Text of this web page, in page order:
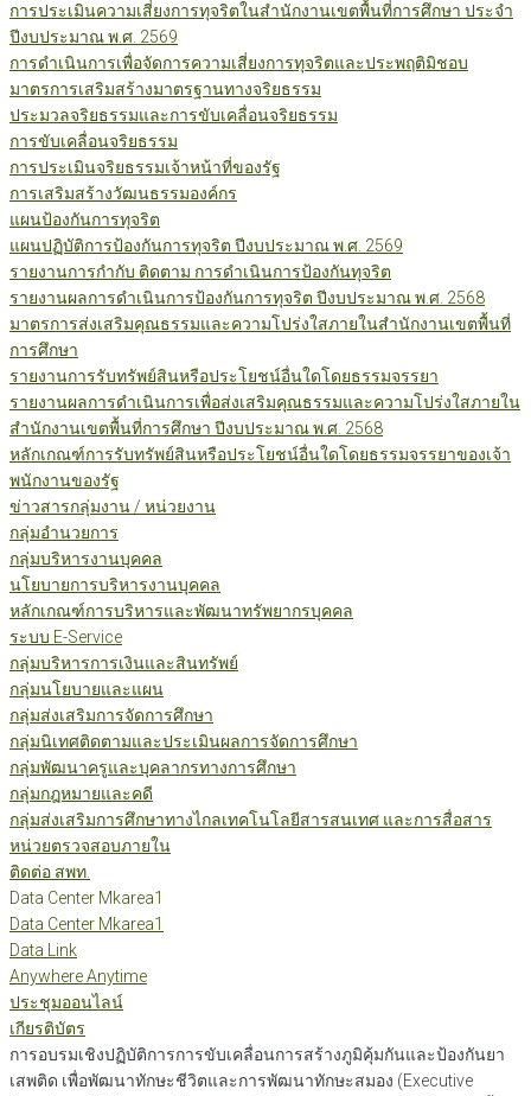
การประเมินความเสี่ยงการทุจริตในสำนักงานเขตพื้นที่การศึกษา ประจำ
ปีงบประมาณ พ.ศ. 2569
การดำเนินการเพื่อจัดการความเสี่ยงการทุจริตและประพฤติมิชอบ
มาตรการเสริมสร้างมาตรฐานทางจริยธรรม
ประมวลจริยธรรมและการขับเคลื่อนจริยธรรม
การขับเคลื่อนจริยธรรม
การประเมินจริยธรรมเจ้าหน้าที่ของรัฐ
การเสริมสร้างวัฒนธรรมองค์กร
แผนป้องกันการทุจริต
แผนปฏิบัติการป้องกันการทุจริต ปีงบประมาณ พ.ศ. 2569
รายงานการกำกับ ติดตาม การดำเนินการป้องกันทุจริต
รายงานผลการดำเนินการป้องกันการทุจริต ปีงบประมาณ พ.ศ. 2568
มาตรการส่งเสริมคุณธรรมและความโปร่งใสภายในสำนักงานเขตพื้นที่
การศึกษา
รายงานการรับทรัพย์สินหรือประโยชน์อื่นใดโดยธรรมจรรยา
รายงานผลการดำเนินการเพื่อส่งเสริมคุณธรรมและความโปร่งใสภายใน
สำนักงานเขตพื้นที่การศึกษา ปีงบประมาณ พ.ศ. 2568
หลักเกณฑ์การรับทรัพย์สินหรือประโยชน์อื่นใดโดยธรรมจรรยาของเจ้า
พนักงานของรัฐ
ข่าวสารกลุ่มงาน / หน่วยงาน
กลุ่มอำนวยการ
กลุ่มบริหารงานบุคคล
นโยบายการบริหารงานบุคคล
หลักเกณฑ์การบริหารและพัฒนาทรัพยากรบุคคล
ระบบ E-Service
กลุ่มบริหารการเงินและสินทรัพย์
กลุ่มนโยบายและแผน
กลุ่มส่งเสริมการจัดการศึกษา
กลุ่มนิเทศติดตามและประเมินผลการจัดการศึกษา
กลุ่มพัฒนาครูและบุคลากรทางการศึกษา
กลุ่มกฎหมายและคดี
กลุ่มส่งเสริมการศึกษาทางไกลเทคโนโลยีสารสนเทศ และการสื่อสาร
หน่วยตรวจสอบภายใน
ติดต่อ สพท.
Data Center Mkarea1
Data Center Mkarea1
Data Link
Anywhere Anytime
ประชุมออนไลน์
เกียรติบัตร
การอบรมเชิงปฏิบัติการการขับเคลื่อนการสร้างภูมิคุ้มกันและป้องกันยา
เสพติด เพื่อพัฒนาทักษะชีวิตและการพัฒนาทักษะสมอง (Executive